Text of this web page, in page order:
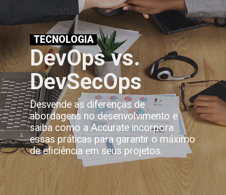
TECNOLOGIA
DevOps vs.
DevSecOps
Desvende as diferenças de
abordagens no desenvolvimento e
saiba como a Accurate incorpora
essas práticas para garantir o máximo
de eficiência em seus projetos.